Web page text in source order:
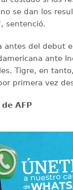
se dan los
sentenció.
antes del debut
ante
Tigre, en
primera vez
AFP